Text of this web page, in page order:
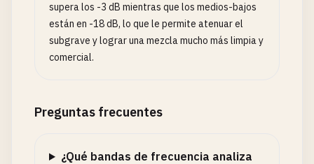
supera los -3 dB mientras que los medios-bajos
están en -18 dB, lo que le permite atenuar el
subgrave y lograr una mezcla mucho más limpia y
comercial.
Preguntas frecuentes
¿Qué bandas de frecuencia analiza